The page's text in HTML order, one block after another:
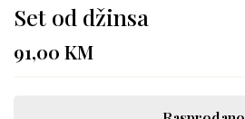
Set od džinsa
91,00 KM